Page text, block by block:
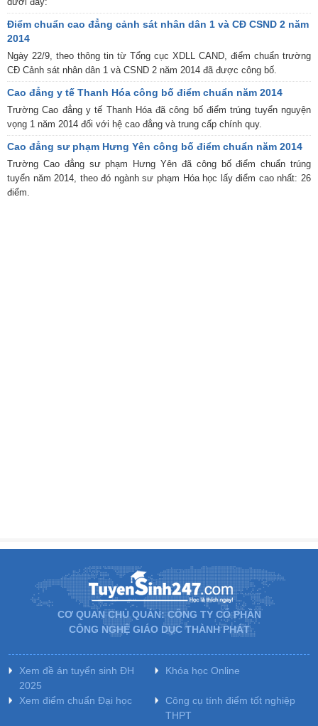
Điểm chuẩn cao đẳng cảnh sát nhân dân 1 và CĐ CSND 2 năm
2014
Ngày 22/9, theo thông tin từ Tổng cục XDLL CAND, điểm chuẩn trường
CĐ Cảnh sát nhân dân 1 và CSND 2 năm 2014 đã được công bố.
Cao đẳng y tế Thanh Hóa công bố điểm chuẩn năm 2014
Trường Cao đẳng y tế Thanh Hóa đã công bố điểm trúng tuyển nguyện
vọng 1 năm 2014 đối với hệ cao đẳng và trung cấp chính quy.
Cao đẳng sư phạm Hưng Yên công bố điểm chuẩn năm 2014
Trường Cao đẳng sư phạm Hưng Yên đã công bố điểm chuẩn trúng
tuyển năm 2014, theo đó ngành sư phạm Hóa học lấy điểm cao nhất: 26
điểm.
CƠ QUAN CHỦ QUẢN: CÔNG TY CỔ PHẦN
CÔNG NGHỆ GIÁO DỤC THÀNH PHÁT
Xem đề án tuyển sinh ĐH
2025
Khóa học Online
Xem điểm chuẩn Đại học
Công cụ tính điểm tốt nghiệp
THPT